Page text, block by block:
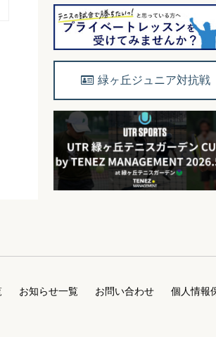
緑ヶ丘ジュニア対抗戦
お知らせ一覧 お問い合わせ 個人情報